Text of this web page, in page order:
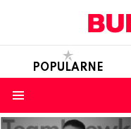
POPULARNE
LATEST